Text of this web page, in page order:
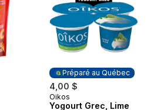
Préparé au Québec
4,00 $
Préparé au Québec
Oikos
Yogourt Grec, Lime